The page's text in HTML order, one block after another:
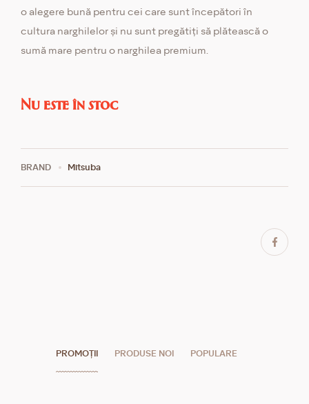
o alegere bună pentru cei care sunt începători în
cultura narghilelor și nu sunt pregătiți să plătească o
sumă mare pentru o narghilea premium.
Nu este în stoc
BRAND Mitsuba
PROMOȚII PRODUSE NOI POPULARE